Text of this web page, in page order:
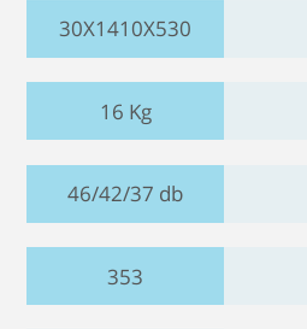
30X1410X530
16 Kg
46/42/37 db
353